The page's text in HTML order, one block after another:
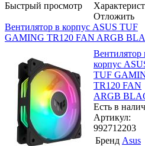
Быстрый просмотр
Отложить
Вентилятор в корпус ASUS TUF
GAMING TR120 FAN ARGB
Вентилятор
корпус
TUF
TR120 FAN
ARGB
Есть в
Артикул:
992712203
Бренд Asus